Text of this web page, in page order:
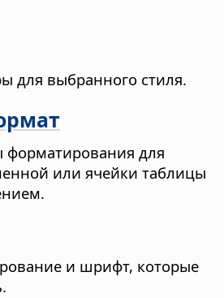
для выбранного стиля.
форматирования для
или ячейки таблицы
и шрифт, которые